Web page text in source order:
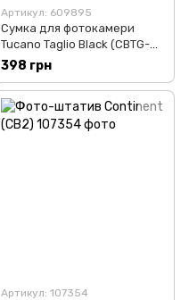
Артикул: 609895
Сумка для фотокамери
Tucano Taglio Black (CBTG-
XS)
398 грн
Артикул: 107354